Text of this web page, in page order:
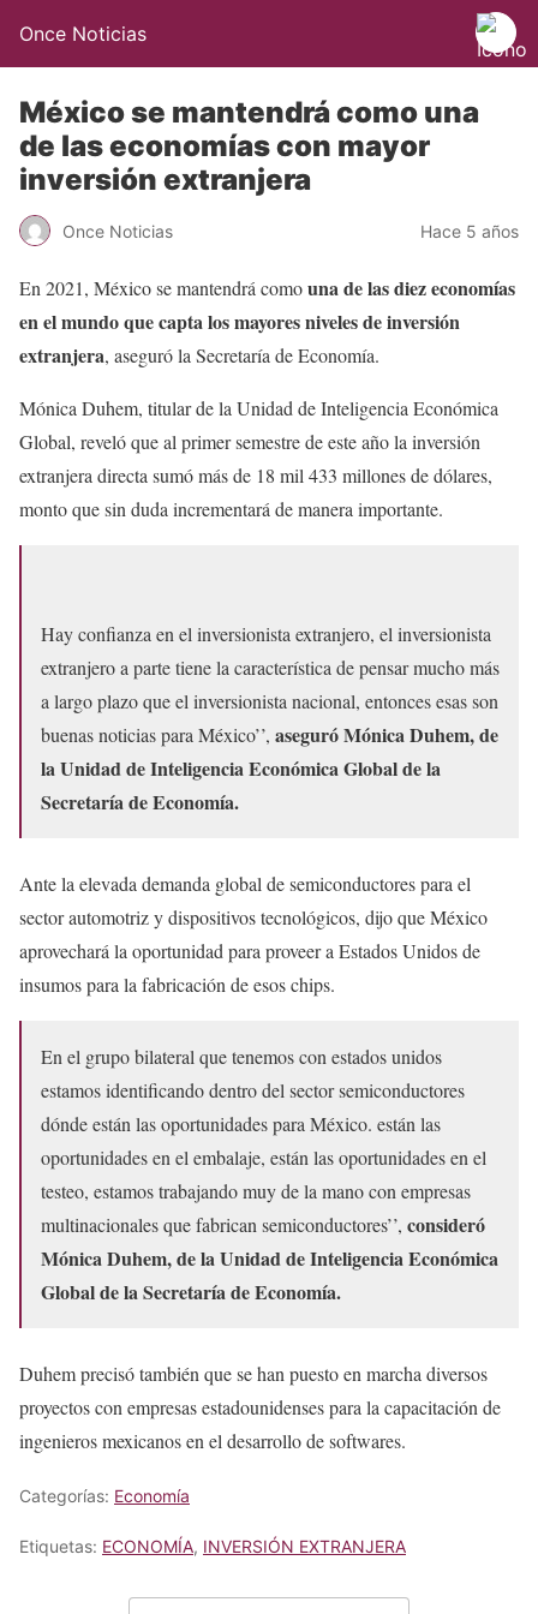
Once Noticias
México se mantendrá como una
de las economías con mayor
inversión extranjera
Once Noticias Hace 5 años
En 2021, México se mantendrá comouna de las diez economías
en el mundo que capta los mayores niveles de inversión
extranjera, aseguró la Secretaría de Economía.
Mónica Duhem, titular de la Unidad de Inteligencia Económica
Global, reveló que al primer semestre de este año la inversión
extranjera directa sumó más de 18 mil 433 millones de dólares,
monto que sin duda incrementará de manera importante.
Hay confianza en el inversionista extranjero, el inversionista
extranjero a parte tiene la característica de pensar mucho más
a largo plazo que el inversionista nacional, entonces esas son
buenas noticias para México’’, aseguró Mónica Duhem, de
la Unidad de Inteligencia Económica Global de la
Secretaría de Economía.
Ante la elevada demanda global de semiconductores para el
sector automotriz y dispositivos tecnológicos, dijo que México
aprovechará la oportunidad para proveer a Estados Unidos de
insumos para la fabricación de esos chips.
En el grupo bilateral que tenemos con estados unidos
estamos identificando dentro del sector semiconductores
dónde están las oportunidades para México. están las
oportunidades en el embalaje, están las oportunidades en el
testeo, estamos trabajando muy de la mano con empresas
multinacionales que fabrican semiconductores’’, consideró
Mónica Duhem, de la Unidad de Inteligencia Económica
Global de la Secretaría de Economía.
Duhem precisó también que se han puesto en marcha diversos
proyectos con empresas estadounidenses para la capacitación de
ingenieros mexicanos en el desarrollo de softwares.
Categorías: Economía
Etiquetas: ECONOMÍA, INVERSIÓN EXTRANJERA